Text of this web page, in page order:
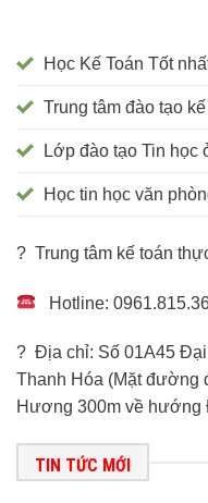
Học Kế Toán Tốt
Trung tâm đào tạo
Lớp đào tạo Tin học
Học tin học văn
? Trung tâm kế toán
Hotline:
? Địa chỉ: Số 01A45
Thanh Hóa (Mặt đường
Hương 300m về hướng
TIN TỨC MỚI